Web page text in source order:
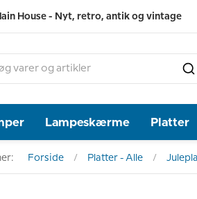
House - Nyt, retro, antik og vintage
Lampeskærme Platter
Forside Platter - Alle